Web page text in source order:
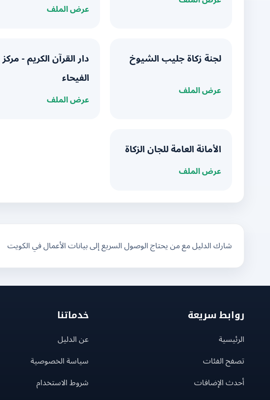
عرض الملف
لجنة زكاة جليب الشيوخ
عرض الملف
دار القرآن الكريم - مركز
الفيحاء
عرض الملف
الأمانة العامة للجان الزكاة
عرض الملف
شارك الدليل مع من يحتاج الوصول السريع إلى بيانات الأعمال في الكويت
روابط سريعة
الرئيسية
تصفح الفئات
أحدث الإضافات
خدماتنا
عن الدليل
سياسة الخصوصية
شروط الاستخدام